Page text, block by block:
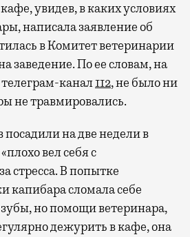
часто берет
но и ноутбук.
чаще превращается
а в возможность
или спланировать
например
билеты и рестораны.
увидев, в каких условиях
написала заявление об
в Комитет ветеринарии
заведение. По ее словам, на
канал112, не было ни
не травмировались.
посадили на две недели в
вел себя с
стресса. В попытке
капибара сломала себе
но помощи ветеринара,
дежурить в кафе, она